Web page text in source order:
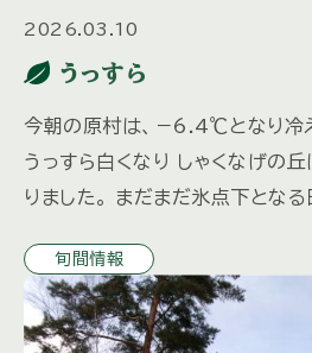
2026.03.10
うっすら
今朝の原村は、－6.4℃となり冷
うっすら白くなり しゃくなげの丘
りました。 まだまだ氷点下とな
お忘れ […]
旬間情報